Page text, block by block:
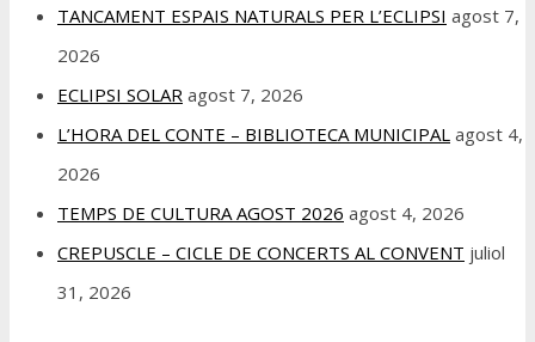
TANCAMENT ESPAIS NATURALS PER L’ECLIPSI agost 7,
2026
ECLIPSI SOLAR agost 7, 2026
L’HORA DEL CONTE – BIBLIOTECA MUNICIPAL agost 4,
2026
TEMPS DE CULTURA AGOST 2026 agost 4, 2026
CREPUSCLE – CICLE DE CONCERTS AL CONVENT juliol
31, 2026